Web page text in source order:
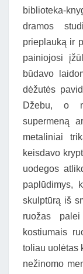
biblioteka-
dramos
prieplauką ir
painiojosi
būdavo
dėžutės
Džebu, o
supermeną
metaliniai
keisdavo
uodegos
paplūdimys,
skulptūrą iš
ruožas
kostiumais
toliau uolėtas
nežinomo